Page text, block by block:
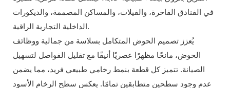
في الفنادق الفاخرة، والفيلات، والمساكن المصممة، والديكورات
الداخلية التجارية الراقية.
يُعزز تصميم الحوض المتكامل بسلاسة من جمالية ووظائف
الحوض، مانحًا مظهرًا عصريًا أنيقًا مع تقليل الفواصل لتسهيل
الصيانة. تتميز كل قطعة بنمط رخامي طبيعي فريد، مما يضمن
عدم وجود سطحين متطابقين تمامًا. يعكس سطح الرخام الأسود